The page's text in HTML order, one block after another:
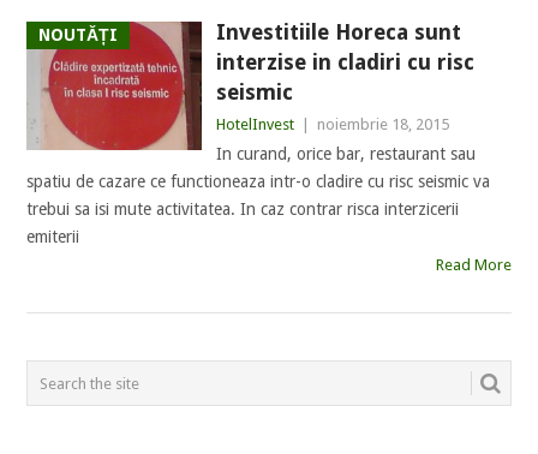
NOUTĂȚI
Investitiile Horeca sunt
interzise in cladiri cu risc
seismic
HotelInvest noiembrie 18, 2015
In curand, orice bar, restaurant sau
spatiu de cazare ce functioneaza intr-o cladire cu risc seismic va
trebui sa isi mute activitatea. In caz contrar risca interzicerii
emiterii
Read More
POSTS
NAVIGATION